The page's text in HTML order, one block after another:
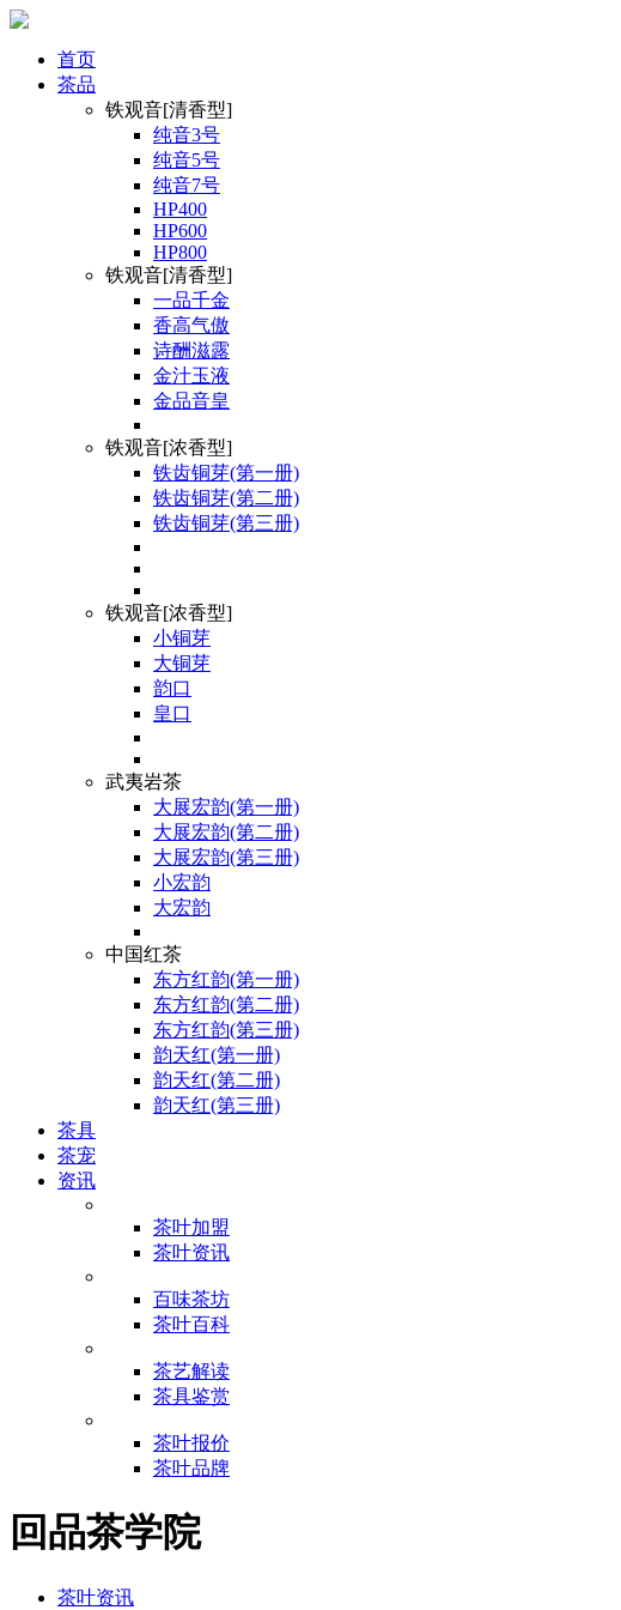
首页
茶品
铁观音[清香型]
纯音3号
纯音5号
纯音7号
HP400
HP600
HP800
铁观音[清香型]
一品千金
香高气傲
诗酬滋露
金汁玉液
金品音皇
铁观音[浓香型]
铁齿铜芽(第一册)
铁齿铜芽(第二册)
铁齿铜芽(第三册)
铁观音[浓香型]
小铜芽
大铜芽
韵口
皇口
武夷岩茶
大展宏韵(第一册)
大展宏韵(第二册)
大展宏韵(第三册)
小宏韵
大宏韵
中国红茶
东方红韵(第一册)
东方红韵(第二册)
东方红韵(第三册)
韵天红(第一册)
韵天红(第二册)
韵天红(第三册)
茶具
茶宠
资讯
茶叶加盟
茶叶资讯
百味茶坊
茶叶百科
茶艺解读
茶具鉴赏
茶叶报价
茶叶品牌
回品茶学院
茶叶资讯